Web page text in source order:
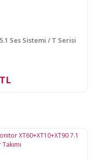
Ses Sistemi / T Serisi